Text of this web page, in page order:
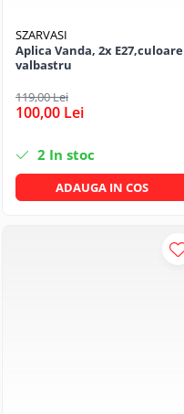
SZARVASI
Aplica Vanda, 2x E27,culoare
valbastru
119,00 Lei
100,00 Lei
2 In stoc
ADAUGA IN COS